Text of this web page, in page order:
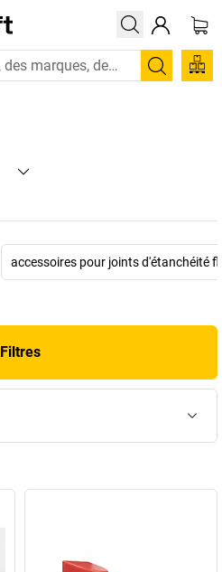
accessoires pour joints d'étanchéité
Filtres